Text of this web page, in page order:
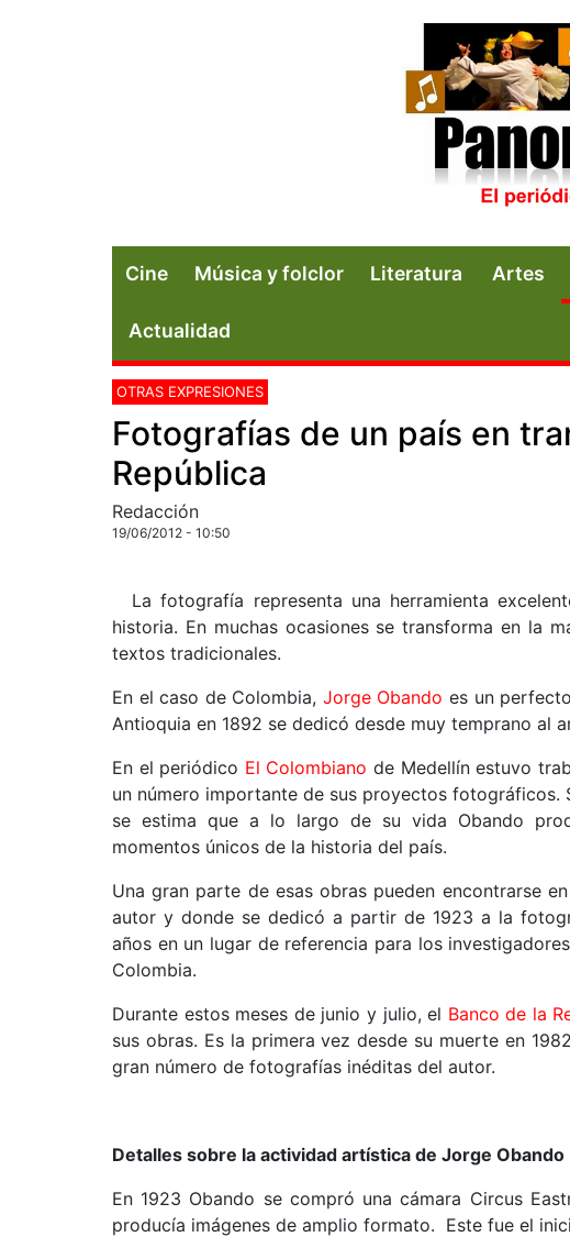
Cine Música y folclor Literatura Artes
Actualidad
OTRAS EXPRESIONES
Fotografías de un país en
República
Redacción
19/06/2012 - 10:50
La fotografía representa una herramienta
historia. En muchas ocasiones se transforma en la
textos tradicionales.
En el caso de Colombia, Jorge Obando es un
Antioquia en 1892 se dedicó desde muy temprano al
En el periódico El Colombiano de Medellín estuvo
un número importante de sus proyectos
se estima que a lo largo de su vida Obando
momentos únicos de la historia del país.
Una gran parte de esas obras pueden encontrarse
autor y donde se dedicó a partir de 1923 a la
años en un lugar de referencia para los
Colombia.
Durante estos meses de junio y julio, el Banco de la
sus obras. Es la primera vez desde su muerte en
gran número de fotografías inéditas del autor.
Detalles sobre la actividad artística de Jorge Obando
En 1923 Obando se compró una cámara Circus
producía imágenes de amplio formato. Este fue el